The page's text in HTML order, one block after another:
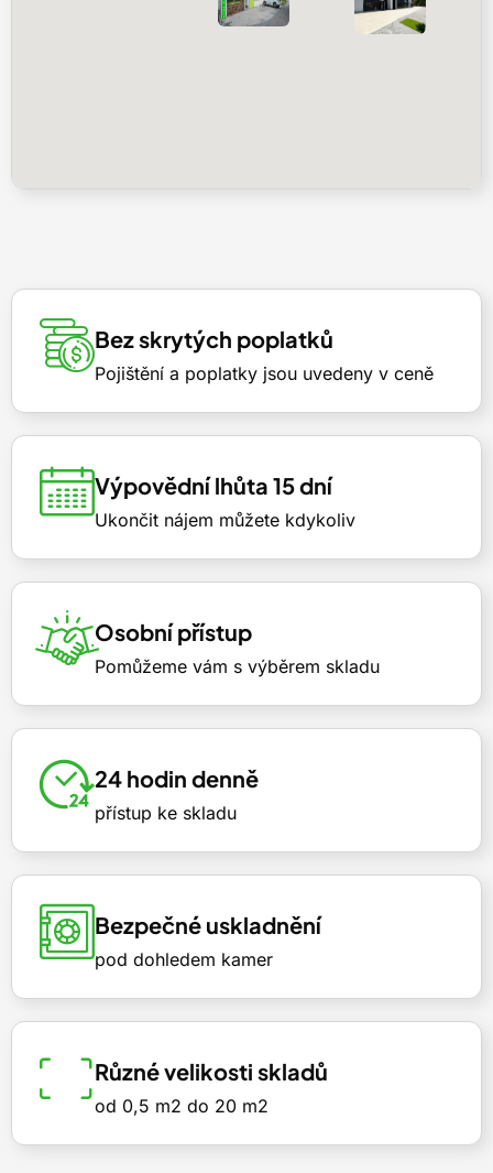
Bez skrytých poplatků
Pojištění a poplatky jsou uvedeny v ceně
Výpovědní lhůta 15 dní
Ukončit nájem můžete kdykoliv
Osobní přístup
Pomůžeme vám s výběrem skladu
24 hodin denně
přístup ke skladu
Bezpečné uskladnění
pod dohledem kamer
Různé velikosti skladů
od 0,5 m2 do 20 m2